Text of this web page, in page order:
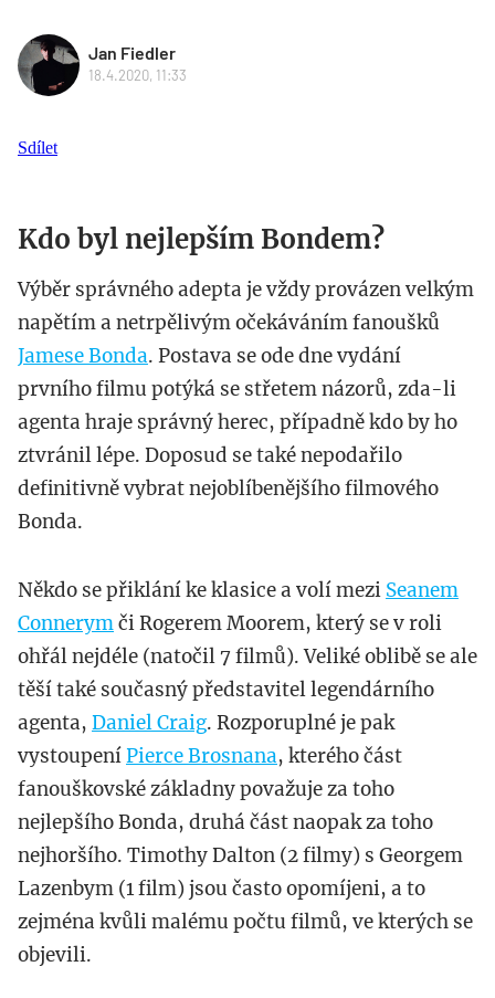
Jan Fiedler
18.4.2020, 11:33
Sdílet
Kdo byl nejlepším Bondem?
Výběr správného adepta je vždy provázen velkým
napětím a netrpělivým očekáváním fanoušků
Jamese Bonda. Postava se ode dne vydání
prvního filmu potýká se střetem názorů, zda-li
agenta hraje správný herec, případně kdo by ho
ztvránil lépe. Doposud se také nepodařilo
definitivně vybrat nejoblíbenějšího filmového
Bonda.
Někdo se přiklání ke klasice a volí mezi Seanem
Connerymči Rogerem Moorem, který se v roli
ohřál nejdéle (natočil 7 filmů). Veliké oblibě se ale
těší také současný představitel legendárního
agenta, Daniel Craig. Rozporuplné je pak
vystoupeníPierce Brosnana, kterého část
fanouškovské základny považuje za toho
nejlepšího Bonda, druhá část naopak za toho
nejhoršího. Timothy Dalton (2 filmy) s Georgem
Lazenbym (1 film) jsou často opomíjeni, a to
zejména kvůli malému počtu filmů, ve kterých se
objevili.